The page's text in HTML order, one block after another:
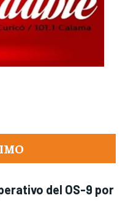
del OS-9 por